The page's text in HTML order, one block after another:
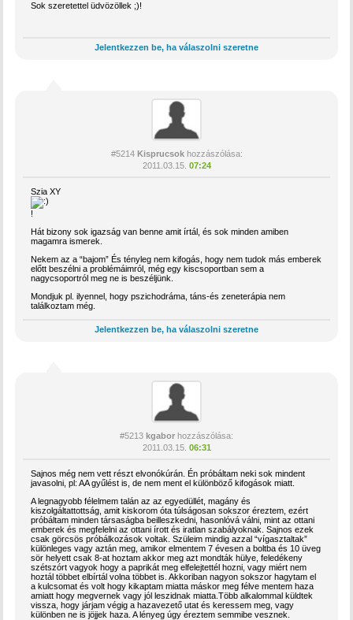
Sok szeretettel üdvözöllek ;)!
Jelentkezzen be, ha válaszolni szeretne
#5214 Kisprucsokhozzászólása:
2011.03.15. 07:24
Szia XY
!
Hát bizony sok igazság van benne amit írtál, és sok minden amiben
magamra ismerek.
Nekem az a “bajom” És tényleg nem kifogás, hogy nem tudok más emberek
előtt beszélni a problémáimról, még egy kiscsoportban sem a
nagycsoportról meg ne is beszéljünk.
Mondjuk pl. ilyennel, hogy pszichodráma, táns-és zeneterápia nem
találkoztam még.
Jelentkezzen be, ha válaszolni szeretne
#5213 kgabor hozzászólása:
2011.03.15. 06:31
Sajnos még nem vett részt elvonókúrán. Én próbáltam neki sok mindent
javasolni, pl: AA gyűlést is, de nem ment el különböző kifogások miatt.
A legnagyobb félelmem talán az az egyedüllét, magány és
kiszolgáltattottság, amit kiskorom óta túlságosan sokszor éreztem, ezért
próbáltam minden társaságba beilleszkedni, hasonlóvá válni, mint az ottani
emberek és megfelelni az ottani írott és iratlan szabályoknak. Sajnos ezek
csak görcsös próbálkozások voltak. Szüleim mindig azzal “vígasztaltak”
különleges vagy aztán meg, amikor elmentem 7 évesen a boltba és 10 üveg
sör helyett csak 8-at hoztam akkor meg azt mondták hülye, feledékeny
szétszórt vagyok hogy a paprikát meg elfelejtettél hozni, vagy miért nem
hoztál többet elbírtál volna többet is. Akkoriban nagyon sokszor hagytam el
a kulcsomat és volt hogy kikaptam miatta máskor meg félve mentem haza
amiatt hogy megvernek vagy jól leszidnak miatta.Több alkalommal küldtek
vissza, hogy járjam végig a hazavezető utat és keressem meg, vagy
különben ne is jöjjek haza. A lényeg úgy éreztem semmibe vesznek.